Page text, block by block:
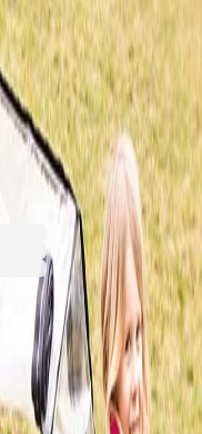
мобилна